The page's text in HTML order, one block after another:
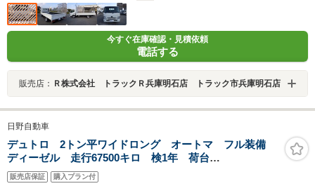
今すぐ在庫確認・見積依頼
電話する
販売店： Ｒ株式会社 トラックＲ兵庫明石店 トラック市兵庫明石店
日野自動車
デュトロ 2トン平ワイドロング オートマ フル装備
ディーゼル 走行67500キロ 検1年 荷台
4m34cm×1m89cm ABS エアバック 排気4000
販売店保証 購入プラン付